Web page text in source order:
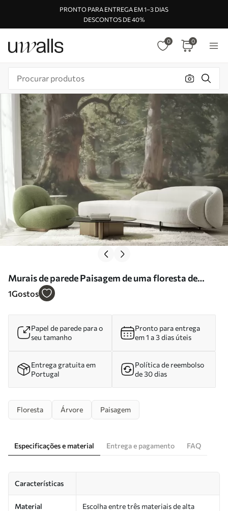
PRONTO PARA ENTREGA EM 1–3 DIAS
DESCONTOS DE 40%
0 0
Murais de parede Paisagem de uma floresta de
conto de fadas numa suave paleta de tons verde-
1Gostos
Papel de parede para o
seu tamanho
Pronto para entrega
em 1 a 3 dias úteis
Entrega gratuita em
Portugal
Política de reembolso
de 30 dias
Floresta Árvore Paisagem
Especificações e material Entrega e pagamento FAQ
Características
Material
Escolha entre três materiais de alta